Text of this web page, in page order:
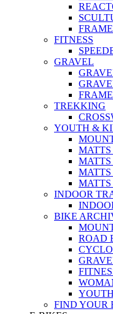
FITNESS
GRAVEL
TREKKING
YOUTH &
MATTS
MATTS
MATTS
MATTS
INDOOR
BIKE
ROAD
FIND YOUR